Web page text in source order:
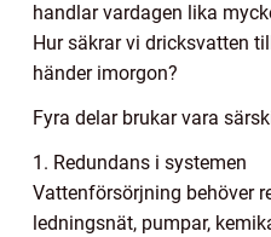
handlar vardagen lika
Hur säkrar vi dricksvatten
händer imorgon?
Fyra delar brukar vara
1. Redundans i systemen
Vattenförsörjning behöver
ledningsnät, pumpar,